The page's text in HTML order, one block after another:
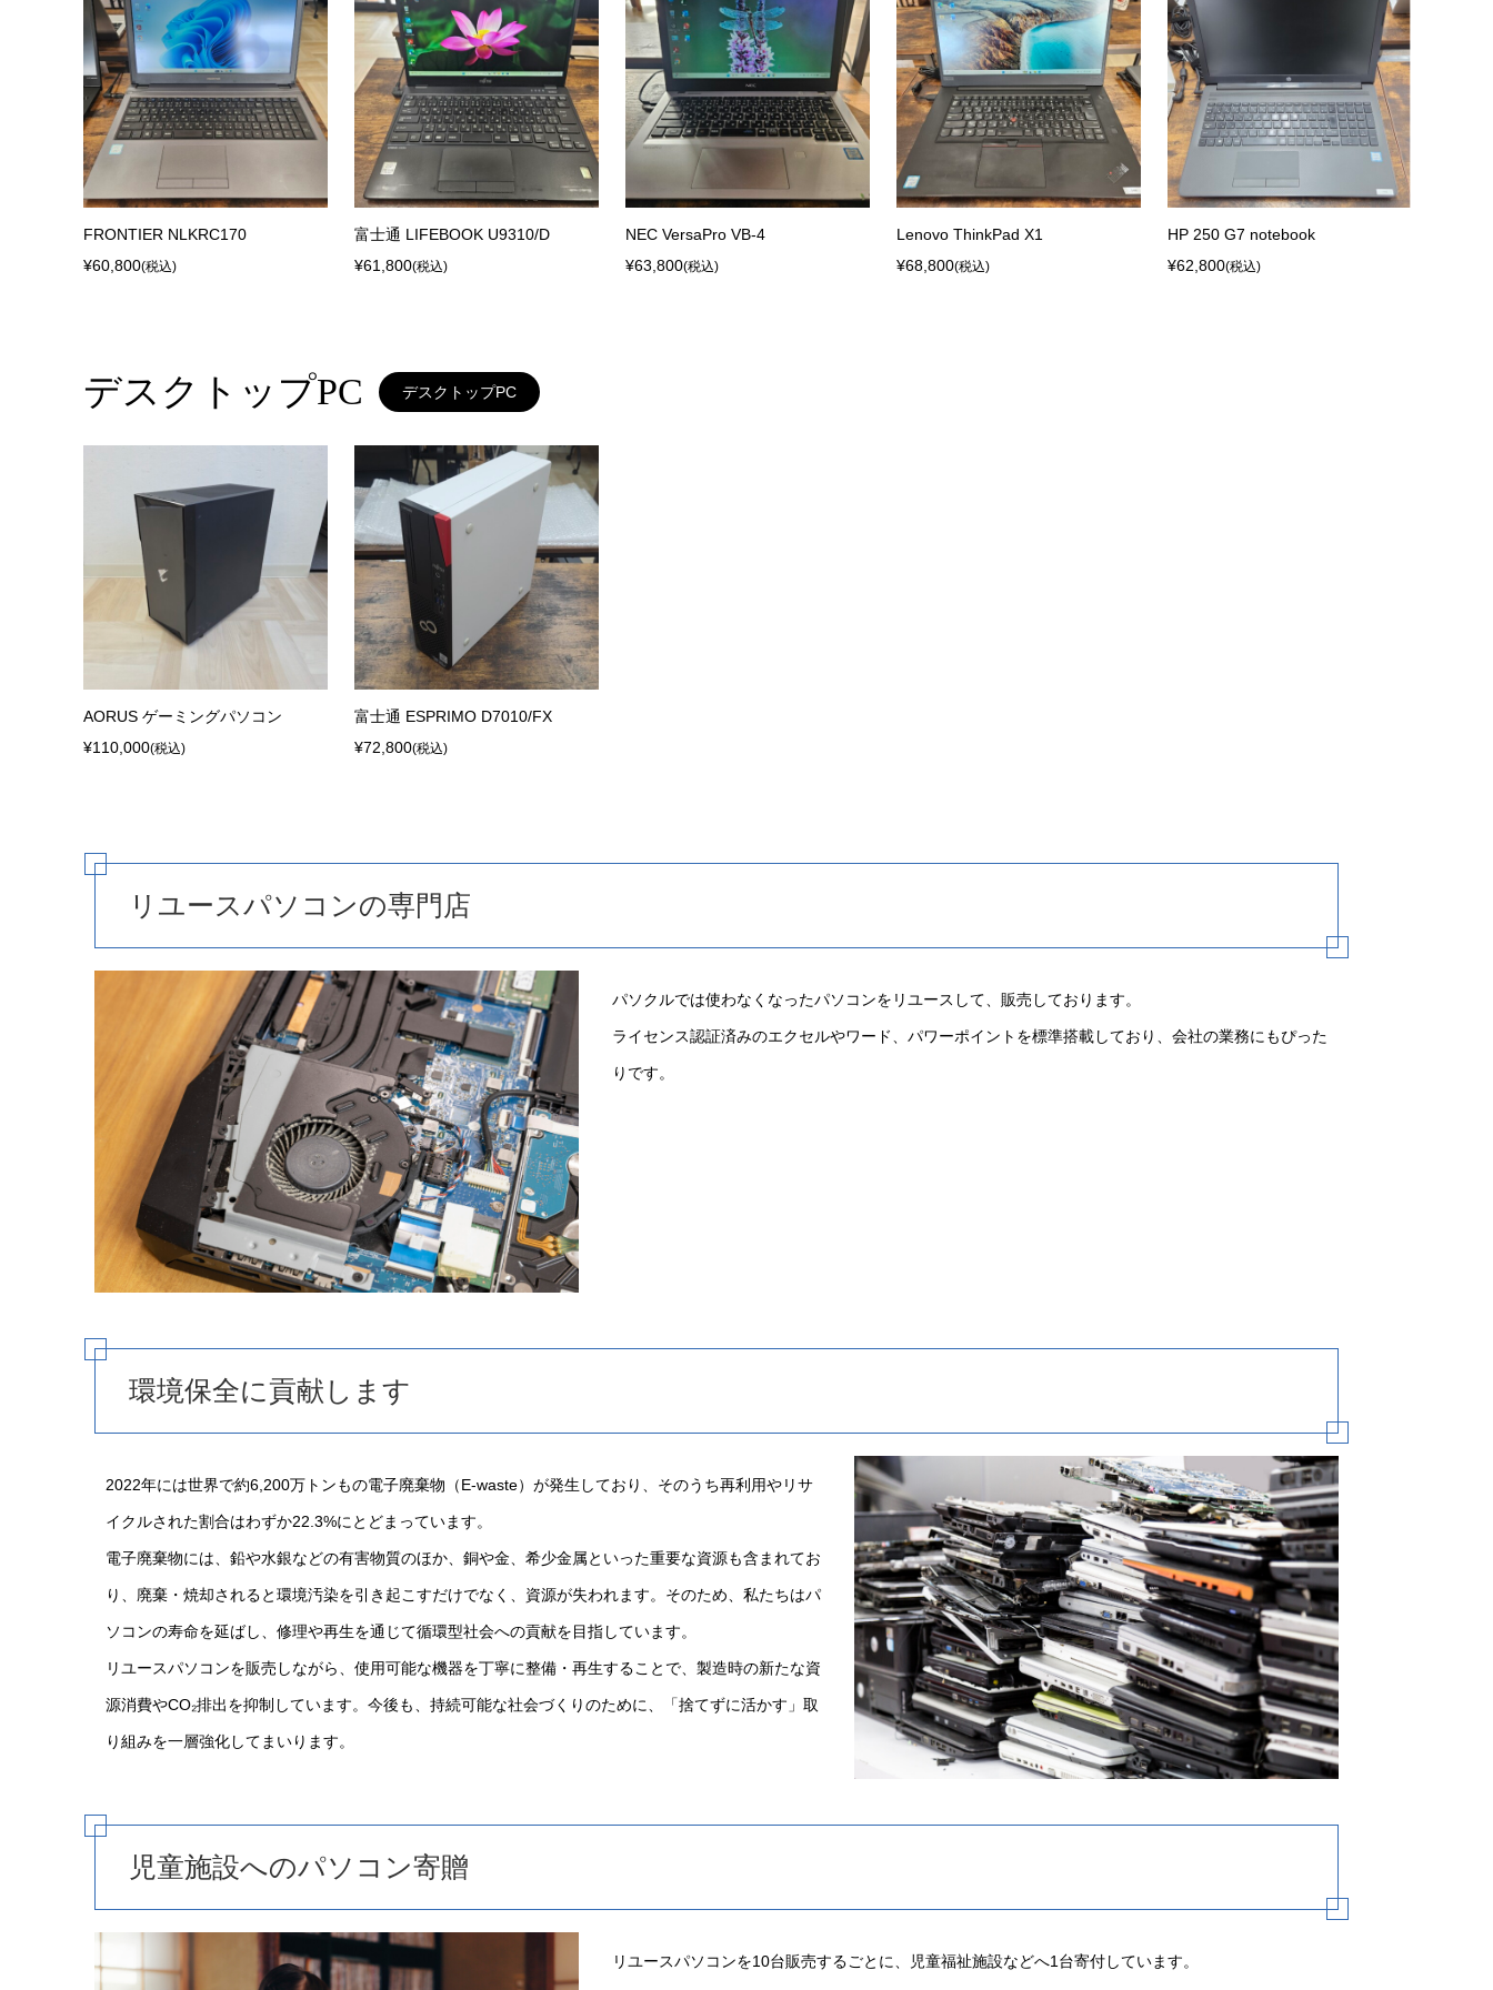
FRONTIER NLKRC170
¥60,800(税込)
富士通 LIFEBOOK U9310/D
¥61,800(税込)
NEC VersaPro VB-4
¥63,800(税込)
Lenovo ThinkPad X1
¥68,800(税込)
HP 250 G7 notebook
¥62,800(税込)
デスクトップPC デスクトップPC
AORUS ゲーミングパソコン
¥110,000(税込)
富士通 ESPRIMO D7010/FX
¥72,800(税込)
リユースパソコンの専門店
パソクルでは使わなくなったパソコンをリユースして、販売しております。
ライセンス認証済みのエクセルやワード、パワーポイントを標準搭載しており、会社の業務にもぴった
りです。
環境保全に貢献します
2022年には世界で約6,200万トンもの電子廃棄物（E-waste）が発生しており、そのうち再利用やリサ
イクルされた割合はわずか22.3%にとどまっています。
電子廃棄物には、鉛や水銀などの有害物質のほか、銅や金、希少金属といった重要な資源も含まれてお
り、廃棄・焼却されると環境汚染を引き起こすだけでなく、資源が失われます。そのため、私たちはパ
ソコンの寿命を延ばし、修理や再生を通じて循環型社会への貢献を目指しています。
リユースパソコンを販売しながら、使用可能な機器を丁寧に整備・再生することで、製造時の新たな資
源消費やCO₂排出を抑制しています。今後も、持続可能な社会づくりのために、「捨てずに活かす」取
り組みを一層強化してまいります。
児童施設へのパソコン寄贈
リユースパソコンを10台販売するごとに、児童福祉施設などへ1台寄付しています。